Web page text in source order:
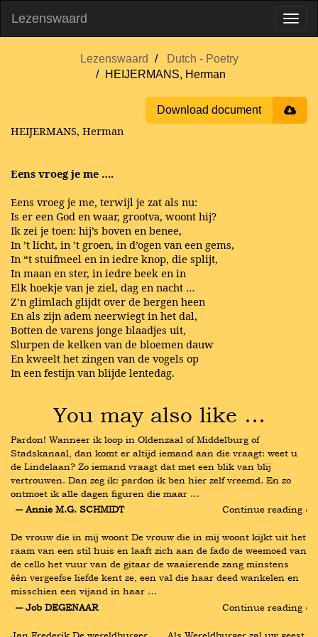
Lezenswaard
Lezenswaard
Dutch - Poetry
HEIJERMANS, Herman
Download document
HEIJERMANS, Herman
Eens vroeg je me ….
Eens vroeg je me, terwijl je zat als nu:
Is er een God en waar, grootva, woont hij?
Ik zei je toen: hij’s boven en benee,
In ’t licht, in ’t groen, in d’ogen van een gems,
In “t stuifmeel en in iedre knop, die splijt,
In maan en ster, in iedre beek en in
Elk hoekje van je ziel, dag en nacht …
Z’n glimlach glijdt over de bergen heen
En als zijn adem neerwiegt in het dal,
Botten de varens jonge blaadjes uit,
Slurpen de kelken van de bloemen dauw
En kweelt het zingen van de vogels op
In een festijn van blijde lentedag.
You may also like …
Pardon! Wanneer ik loop in Oldenzaal of Middelburg of
Stadskanaal, dan komt er altijd iemand aan die vraagt: weet u
de Lindelaan? Zo iemand vraagt dat met een blik van blij
vertrouwen. Dan zeg ik: pardon ik ben hier zelf vreemd. En zo
ontmoet ik alle dagen figuren die maar …
― Annie M.G. SCHMIDT
Continue reading ›
De vrouw die in mij woont De vrouw die in mij woont kijkt uit het
raam van een stil huis en laaft zich aan de fado de weemoed van
de cello het vuur van de gitaar de waaierende zang minstens
één vergeefse liefde kent ze, een val die haar deed wankelen en
misschien een vijand in haar …
― Job DEGENAAR
Continue reading ›